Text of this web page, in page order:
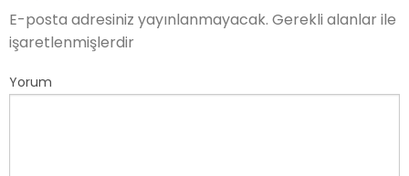
E-posta adresiniz yayınlanmayacak. Gerekli alanlar ile
işaretlenmişlerdir
Yorum